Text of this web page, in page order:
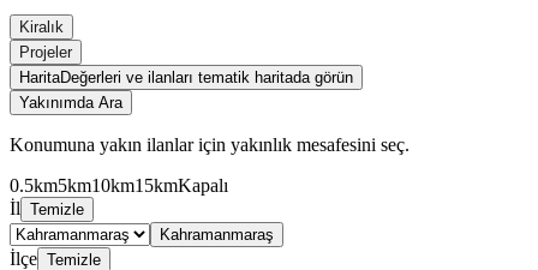
Kiralık
Projeler
HaritaDeğerleri ve ilanları tematik haritada görün
Yakınımda Ara
Konumuna yakın ilanlar için yakınlık mesafesini seç.
0.5km5km10km15kmKapalı
İl Temizle
Kahramanmaraş
İlçe Temizle